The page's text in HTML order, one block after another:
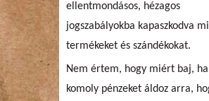
ellentmondásos, hézagos
jogszabályokba kapaszkodva
termékeket és szándékokat.
Nem értem, hogy miért baj,
komoly pénzeket áldoz arra,